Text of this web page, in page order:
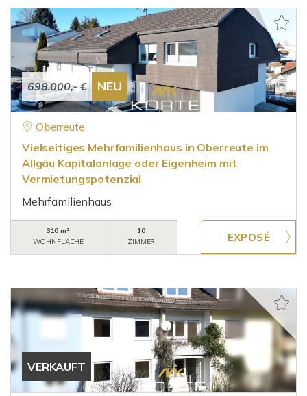
698.000,- € NEU
Oberreute
Vielseitiges Mehrfamilienhaus in Oberreute im
Allgäu Kapitalanlage oder Eigenheim mit
Vermietungspotenzial
Mehrfamilienhaus
310 m²
WOHNFLÄCHE
10
ZIMMER
VERKAUFT